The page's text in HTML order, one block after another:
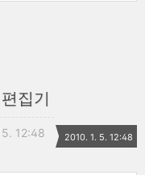
집기
12:48 2010. 1. 5. 12:48